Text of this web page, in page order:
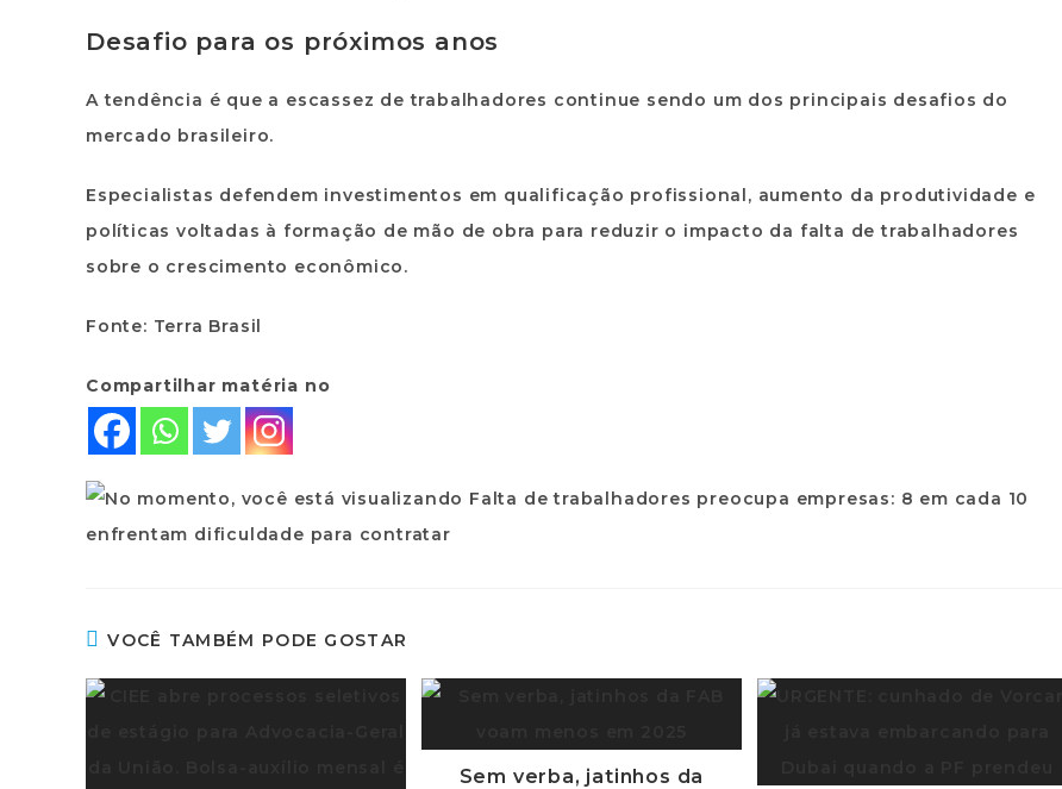
Desafio para os próximos anos
A tendência é que a escassez de trabalhadores continue sendo um dos principais desafios do
mercado brasileiro.
Especialistas defendem investimentos em qualificação profissional, aumento da produtividade e
políticas voltadas à formação de mão de obra para reduzir o impacto da falta de trabalhadores
sobre o crescimento econômico.
Fonte: Terra Brasil
Compartilhar matéria no
VOCÊ TAMBÉM PODE GOSTAR
Sem verba, jatinhos da